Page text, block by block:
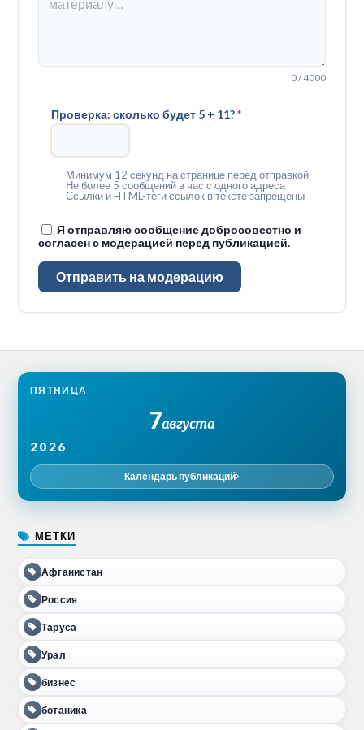
0 / 4000
Проверка: сколько будет 5 + 11?*
Минимум 12 секунд на странице перед отправкой
Не более 5 сообщений в час с одного адреса
Ссылки и HTML-теги ссылок в тексте запрещены
Я отправляю сообщение добросовестно и
согласен с модерацией перед публикацией.
Отправить на модерацию
ПЯТНИЦА
7августа
2026
Календарь публикаций
МЕТКИ
Афганистан
Россия
Таруса
Урал
бизнес
ботаника